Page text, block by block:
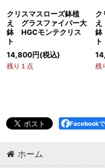
クリスマスローズ鉢植
え グラスファイバー大
鉢 HGCモンテクリス
ト
14,800円(税込)
残り１点
ク
鉢
ト
残
Facebook
ホーム